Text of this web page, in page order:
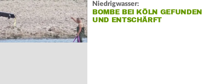
Niedrigwasser:
BOMBE BEI KÖLN GEFUNDEN
UND ENTSCHÄRFT